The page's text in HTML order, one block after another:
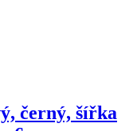
černý, šířka